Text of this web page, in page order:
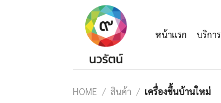
หน้าแรก บริการ
HOME / สินค้า / เครื่องขึ้นบ้านใหม่